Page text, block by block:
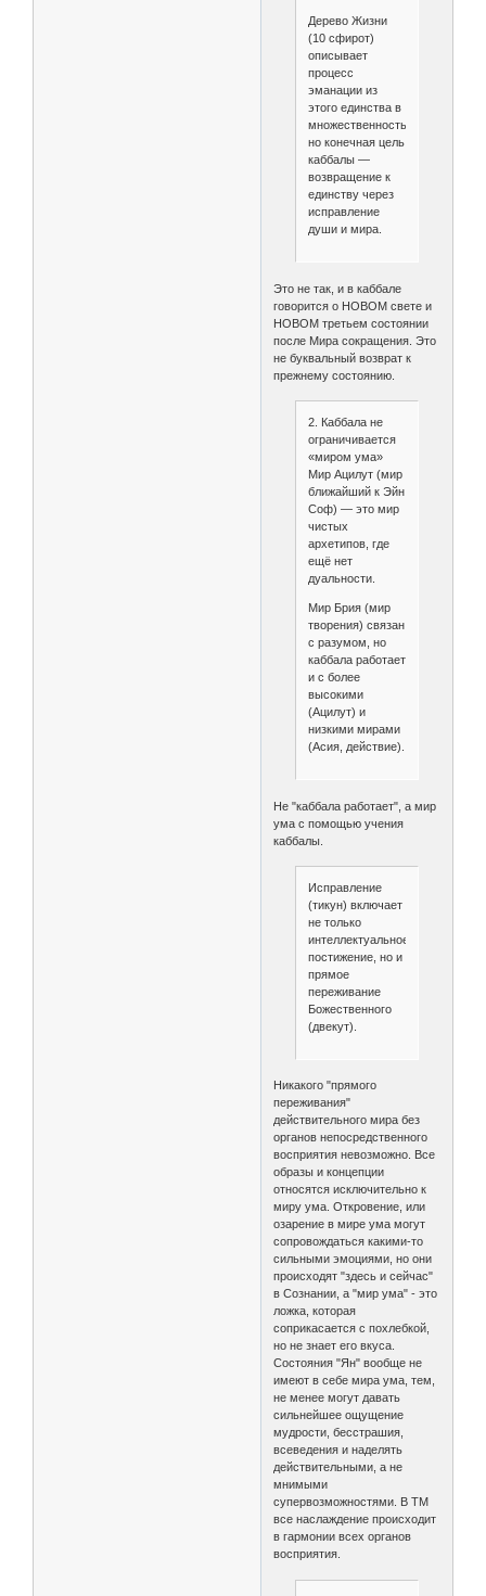
Дерево Жизни
(10 сфирот)
описывает
процесс
эманации из
этого единства в
множественность,
но конечная цель
каббалы —
возвращение к
единству через
исправление
души и мира.
Это не так, и в каббале
говорится о НОВОМ свете и
НОВОМ третьем состоянии
после Мира сокращения. Это
не буквальный возврат к
прежнему состоянию.
2. Каббала не
ограничивается
«миром ума»
Мир Ацилут (мир
ближайший к Эйн
Соф) — это мир
чистых
архетипов, где
ещё нет
дуальности.
Мир Брия (мир
творения) связан
с разумом, но
каббала работает
и с более
высокими
(Ацилут) и
низкими мирами
(Асия, действие).
Не "каббала работает", а мир
ума с помощью учения
каббалы.
Исправление
(тикун) включает
не только
интеллектуальное
постижение, но и
прямое
переживание
Божественного
(двекут).
Никакого "прямого
переживания"
действительного мира без
органов непосредственного
восприятия невозможно. Все
образы и концепции
относятся исключительно к
миру ума. Откровение, или
озарение в мире ума могут
сопровождаться какими-то
сильными эмоциями, но они
происходят "здесь и сейчас"
в Сознании, а "мир ума" - это
ложка, которая
соприкасается с похлебкой,
но не знает его вкуса.
Состояния "Ян" вообще не
имеют в себе мира ума, тем,
не менее могут давать
сильнейшее ощущение
мудрости, бесстрашия,
всеведения и наделять
действительными, а не
мнимыми
супервозможностями. В ТМ
все наслаждение происходит
в гармонии всех органов
восприятия.